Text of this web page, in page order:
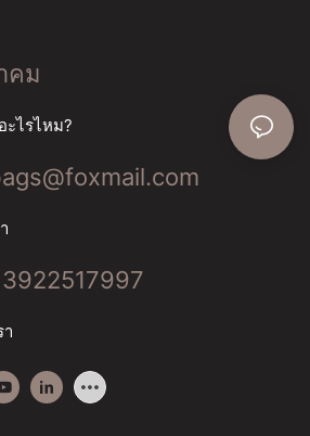
คม
ะไรไหม?